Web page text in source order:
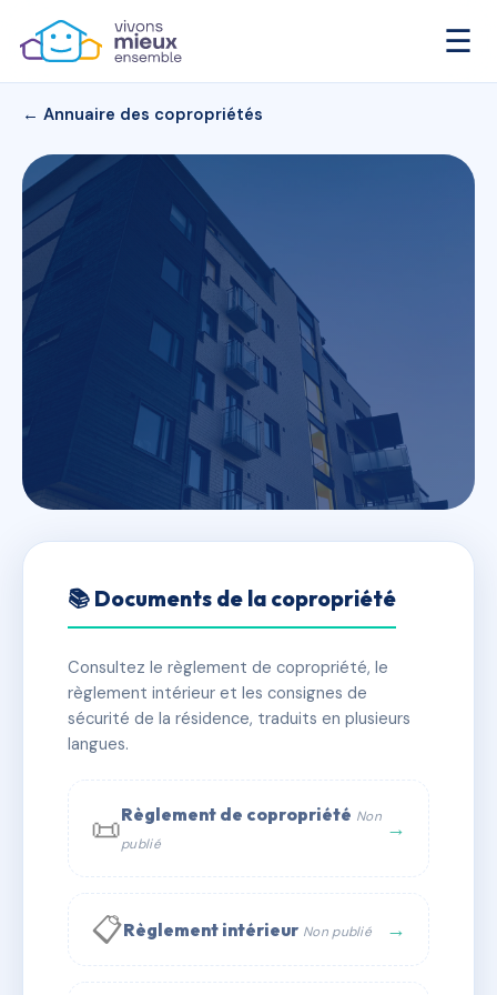
☰
← Annuaire des copropriétés
VILLA AZUREA
✓ Immatriculée 🏠 22 lots 🏗 3 bâtiment(s)
📞 Contacter Syndic Digital
📚 Documents de la copropriété
Consultez le règlement de copropriété, le
règlement intérieur et les consignes de
sécurité de la résidence, traduits en plusieurs
langues.
📜Règlement de copropriété Non
publié
→
📋Règlement intérieur Non publié →